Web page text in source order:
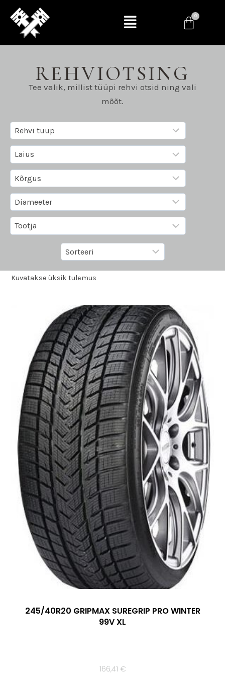
REHVIOTSING
Tee valik, millist tüüpi rehvi otsid ning vali
mõõt.
Kuvatakse üksik tulemus
245/40R20 GRIPMAX SUREGRIP PRO WINTER
99V XL
166,41 €